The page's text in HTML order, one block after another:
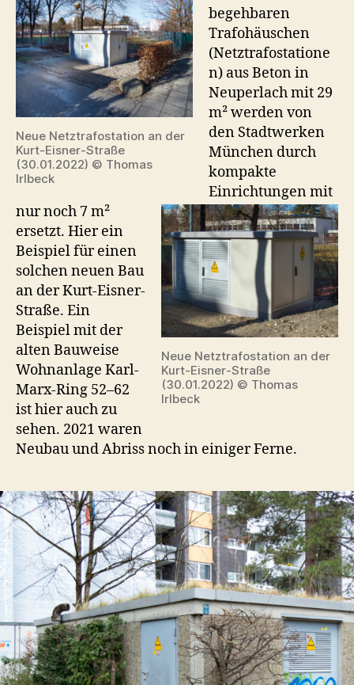
Neue Netztrafostation an der
Kurt-Eisner-Straße
(30.01.2022) © Thomas
Irlbeck
Neue Netztrafostation an der
Kurt-Eisner-Straße
(30.01.2022) © Thomas
Irlbeck
begehbaren
Trafohäuschen
(Netztrafostatione
n) aus Beton in
Neuperlach mit 29
m² werden von
den Stadtwerken
München durch
kompakte
Einrichtungen mit
nur noch 7 m²
ersetzt. Hier ein
Beispiel für einen
solchen neuen Bau
an der Kurt-Eisner-
Straße. Ein
Beispiel mit der
alten Bauweise
Wohnanlage Karl-
Marx-Ring 52–62
ist hier auch zu
sehen. 2021 waren
Neubau und Abriss noch in einiger Ferne.